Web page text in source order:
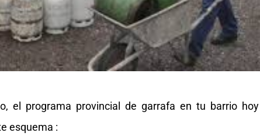
el programa provincial de garrafa en tu barrio hoy
esquema :